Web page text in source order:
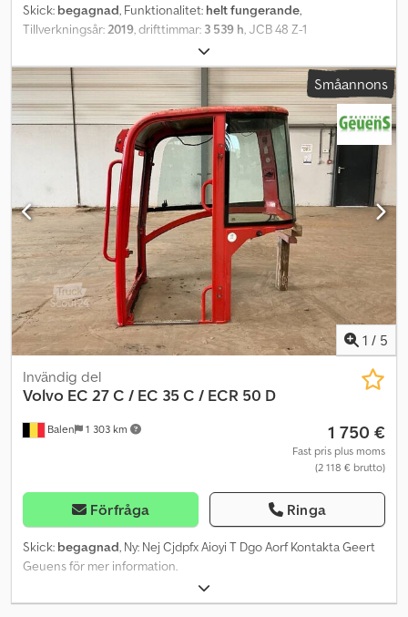
Skick: begagnad, Funktionalitet: helt fungerande,
Tillverkningsår:2019, drifttimmar: 3 539 h, JCB 48 Z-1
Minigrävmaskin med hydraulik Serienummer: 2256 Gummilarver,
frontskjöld Cjdjy Sgk Tepfx Ai Aerf Grävskopa Hydraulsystem
Motoreffekt: 35,7 kW vid 2600 rpm Driftsvikt: 4853 kg Drifttimmar:
3539 Tillverkningsår: 2019
Småannons
1 / 5
Balen 1 303 km
Invändig del
Volvo EC 27 C / EC 35 C / ECR 50 D
1 750 €
Fast pris plus moms
(2 118 € brutto)
Förfråga Ringa
Skick: begagnad, Ny: Nej Cjdpfx Aioyi T Dgo Aorf Kontakta Geert
Geuens för mer information.